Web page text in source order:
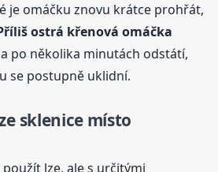
je omáčku znovu krátce prohřát,
ostrá křenová omáčka
po několika minutách odstátí,
se postupně uklidní.
sklenice místo
lze, ale s určitými